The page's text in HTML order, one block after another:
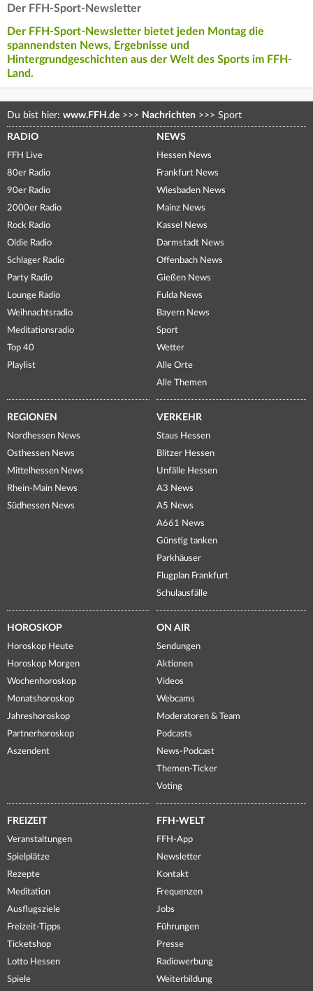
Der FFH-Sport-Newsletter
Der FFH-Sport-Newsletter bietet jeden Montag die
spannendsten News, Ergebnisse und
Hintergrundgeschichten aus der Welt des Sports im FFH-
Land.
Du bist hier: www.FFH.de >>> Nachrichten >>> Sport
RADIO
FFH Live
80er Radio
90er Radio
2000er Radio
Rock Radio
Oldie Radio
Schlager Radio
Party Radio
Lounge Radio
Weihnachtsradio
Meditationsradio
Top 40
Playlist
NEWS
Hessen News
Frankfurt News
Wiesbaden News
Mainz News
Kassel News
Darmstadt News
Offenbach News
Gießen News
Fulda News
Bayern News
Sport
Wetter
Alle Orte
Alle Themen
REGIONEN
Nordhessen News
Osthessen News
Mittelhessen News
Rhein-Main News
Südhessen News
VERKEHR
Staus Hessen
Blitzer Hessen
Unfälle Hessen
A3 News
A5 News
A661 News
Günstig tanken
Parkhäuser
Flugplan Frankfurt
Schulausfälle
HOROSKOP
Horoskop Heute
Horoskop Morgen
Wochenhoroskop
Monatshoroskop
Jahreshoroskop
Partnerhoroskop
Aszendent
ON AIR
Sendungen
Aktionen
Videos
Webcams
Moderatoren & Team
Podcasts
News-Podcast
Themen-Ticker
Voting
FREIZEIT
Veranstaltungen
Spielplätze
Rezepte
Meditation
Ausflugsziele
Freizeit-Tipps
Ticketshop
Lotto Hessen
Spiele
FFH-WELT
FFH-App
Newsletter
Kontakt
Frequenzen
Jobs
Führungen
Presse
Radiowerbung
Weiterbildung